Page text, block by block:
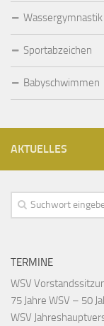
Wassergymnastik
Sportabzeichen
Babyschwimmen
AKTUELLES
TERMINE
WSV
75 Jahre WSV – 50
WSV